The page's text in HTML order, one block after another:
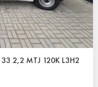
33 2,2 MTJ 120K L3H2